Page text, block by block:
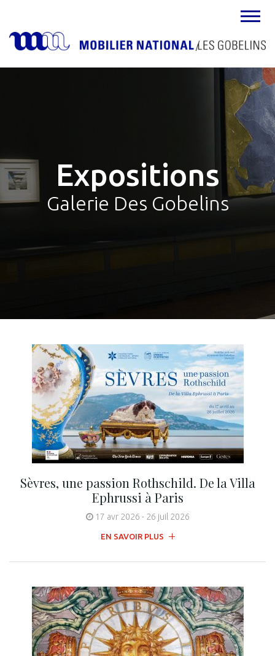
MENU
Expositions
Galerie Des Gobelins
Sèvres, une passion Rothschild. De la Villa
Ephrussi à Paris
17 avr 2026 - 26 juil 2026
EN SAVOIR PLUS